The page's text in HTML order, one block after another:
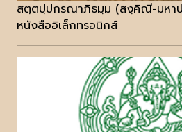
สตฺตปฺปกรณาภิธมฺม (สงฺคิณี-มหา
หนังสืออิเล็กทรอนิกส์